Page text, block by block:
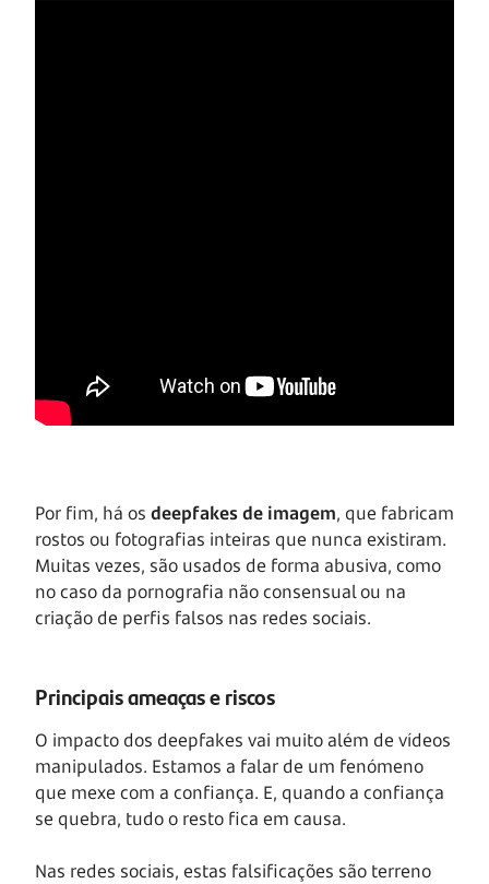
Por fim, há os deepfakes de imagem, que fabricam
rostos ou fotografias inteiras que nunca existiram.
Muitas vezes, são usados de forma abusiva, como
no caso da pornografia não consensual ou na
criação de perfis falsos nas redes sociais.
Principais ameaças e riscos
O impacto dos deepfakes vai muito além de vídeos
manipulados. Estamos a falar de um fenómeno
que mexe com a confiança. E, quando a confiança
se quebra, tudo o resto fica em causa.
Nas redes sociais, estas falsificações são terreno